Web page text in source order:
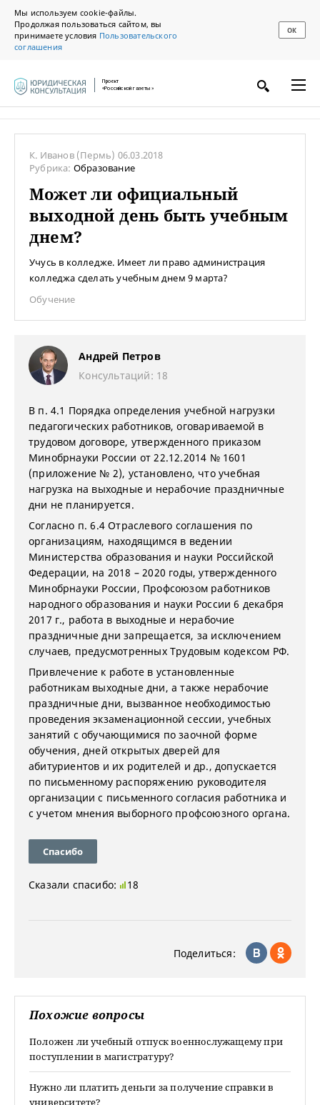
Мы используем cookie-файлы.
Продолжая пользоваться сайтом, вы
принимаете условия Пользовательского
соглашения
ОК
Проект
«Российской газеты»
К. Иванов (Пермь) 06.03.2018
Рубрика: Образование
Может ли официальный
выходной день быть учебным
днем?
Учусь в колледже. Имеет ли право администрация
колледжа сделать учебным днем 9 марта?
Обучение
Андрей Петров
Консультаций: 18
В п. 4.1 Порядка определения учебной нагрузки
педагогических работников, оговариваемой в
трудовом договоре, утвержденного приказом
Минобрнауки России от 22.12.2014 № 1601
(приложение № 2), установлено, что учебная
нагрузка на выходные и нерабочие праздничные
дни не планируется.
Согласно п. 6.4 Отраслевого соглашения по
организациям, находящимся в ведении
Министерства образования и науки Российской
Федерации, на 2018 – 2020 годы, утвержденного
Минобрнауки России, Профсоюзом работников
народного образования и науки России 6 декабря
2017 г., работа в выходные и нерабочие
праздничные дни запрещается, за исключением
случаев, предусмотренных Трудовым кодексом РФ.
Привлечение к работе в установленные
работникам выходные дни, а также нерабочие
праздничные дни, вызванное необходимостью
проведения экзаменационной сессии, учебных
занятий с обучающимися по заочной форме
обучения, дней открытых дверей для
абитуриентов и их родителей и др., допускается
по письменному распоряжению руководителя
организации с письменного согласия работника и
с учетом мнения выборного профсоюзного органа.
Спасибо
Сказали спасибо: 18
Поделиться:
Похожие вопросы
Положен ли учебный отпуск военнослужащему при
поступлении в магистратуру?
Нужно ли платить деньги за получение справки в
университете?